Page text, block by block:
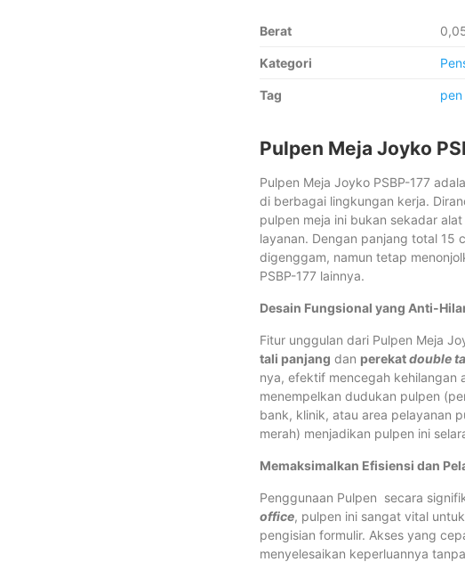
Berat
Kategori
Tag
Pulpen Meja Joyko
Pulpen Meja Joyko PSBP-177
di berbagai lingkungan kerja.
pulpen meja ini bukan sekadar
layanan. Dengan panjang total 15
digenggam, namun tetap
PSBP-177 lainnya.
Desain Fungsional yang Anti-
Fitur unggulan dari Pulpen Meja
tali panjang dan perekatdouble
nya, efektif mencegah kehilangan
menempelkan dudukan pulpen
bank, klinik, atau area pelayanan
merah) menjadikan pulpen ini
Memaksimalkan Efisiensi dan
Penggunaan Pulpen secara
office, pulpen ini sangat vital
pengisian formulir. Akses yang
menyelesaikan keperluannya